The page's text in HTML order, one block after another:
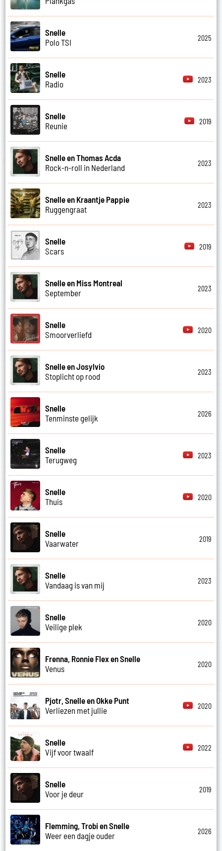
Snelle
Polo TSI
2025
Snelle
Radio
2023
Snelle
Reunie
2019
Snelle en Thomas Acda
Rock-n-roll in Nederland
2023
Snelle en Kraantje Pappie
Ruggengraat
2023
Snelle
Scars
2019
Snelle en Miss Montreal
September
2023
Snelle
Smoorverliefd
2020
Snelle en Josylvio
Stoplicht op rood
2023
Snelle
Tenminste gelijk
2026
Snelle
Terugweg
2023
Snelle
Thuis
2020
Snelle
Vaarwater
2019
Snelle
Vandaag is van mij
2023
Snelle
Veilige plek
2020
Frenna, Ronnie Flex en Snelle
Venus
2020
Pjotr, Snelle en Okke Punt
Verliezen met jullie
2020
Snelle
Vijf voor twaalf
2022
Snelle
Voor je deur
2019
Flemming, Trobi en Snelle
Weer een dagje ouder
2026